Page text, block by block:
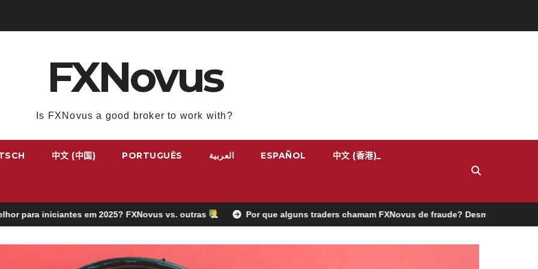
FXNovus
Is FXNovus a good broker to work with?
中文 (中国) PORTUGUÊS العربية ESPAÑOL 中文 (香港)_
2025? FXNovus vs. outras Por que alguns traders chamam FXNovus de fraude? Desmistificando os mitos em 2025